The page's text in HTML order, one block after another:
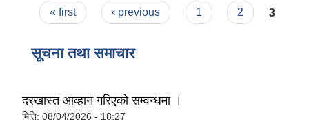
Pages
« first ‹ previous 1 2 3
सूचना तथा समाचार
दरखास्त आव्हान गरिएको सम्वन्धमा ।
मिति: 08/04/2026 - 18:27